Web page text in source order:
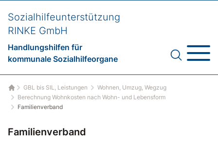
Sozialhilfeunterstützung
RINKE GmbH
Handlungshilfen für
kommunale Sozialhilfeorgane
Startseite
GBL bis SIL, Leistungen
Wohnen, Umzug, Wegzug
Berechnung Wohnkosten nach Wohn- und Lebensform
Familienverband
Familienverband